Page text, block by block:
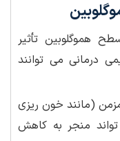
هموگلوبین تأثیر
درمانی می توانند
(مانند خون ریزی
منجر به کاهش